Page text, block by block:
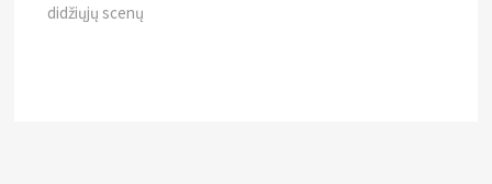
didžiųjų scenų